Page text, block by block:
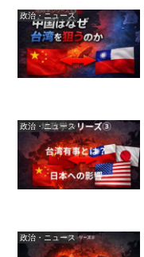
政治・ニュース
政治・ニュース
政治・ニュース